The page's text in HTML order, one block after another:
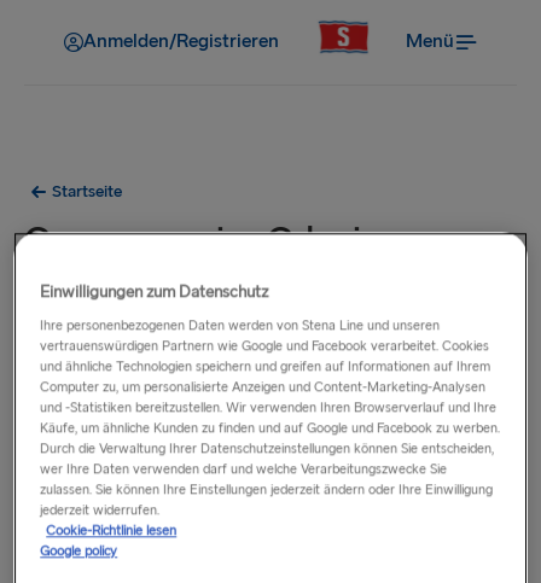
Anmelden/Registrieren Menü
Startseite
Gruppenpreise Gdynia -
Karlskrona 2026
Einwilligungen zum Datenschutz
Ihre personenbezogenen Daten werden von Stena Line und unseren
vertrauenswürdigen Partnern wie Google und Facebook verarbeitet. Cookies
und ähnliche Technologien speichern und greifen auf Informationen auf Ihrem
Computer zu, um personalisierte Anzeigen und Content-Marketing-Analysen
und -Statistiken bereitzustellen. Wir verwenden Ihren Browserverlauf und Ihre
Käufe, um ähnliche Kunden zu finden und auf Google und Facebook zu werben.
Durch die Verwaltung Ihrer Datenschutzeinstellungen können Sie entscheiden,
wer Ihre Daten verwenden darf und welche Verarbeitungszwecke Sie
zulassen. Sie können Ihre Einstellungen jederzeit ändern oder Ihre Einwilligung
jederzeit widerrufen.
Cookie-Richtlinie lesen
Google policy